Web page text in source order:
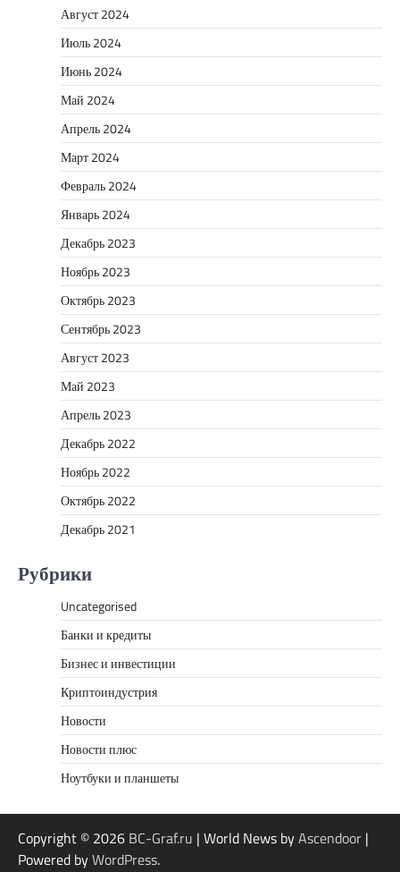
Август 2024
Июль 2024
Июнь 2024
Май 2024
Апрель 2024
Март 2024
Февраль 2024
Январь 2024
Декабрь 2023
Ноябрь 2023
Октябрь 2023
Сентябрь 2023
Август 2023
Май 2023
Апрель 2023
Декабрь 2022
Ноябрь 2022
Октябрь 2022
Декабрь 2021
Рубрики
Uncategorised
Банки и кредиты
Бизнес и инвестиции
Криптоиндустрия
Новости
Новости плюс
Ноутбуки и планшеты
Copyright © 2026 BC-Graf.ru | World News byAscendoor |
Powered byWordPress.